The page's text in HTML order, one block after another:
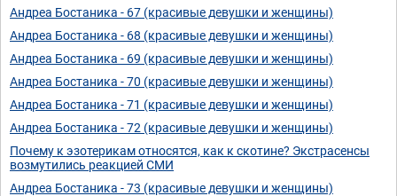
Андреа Бостаника - 67 (красивые девушки и женщины)
Андреа Бостаника - 68 (красивые девушки и женщины)
Андреа Бостаника - 69 (красивые девушки и женщины)
Андреа Бостаника - 70 (красивые девушки и женщины)
Андреа Бостаника - 71 (красивые девушки и женщины)
Андреа Бостаника - 72 (красивые девушки и женщины)
Почему к эзотерикам относятся, как к скотине? Экстрасенсы
возмутились реакцией СМИ
Андреа Бостаника - 73 (красивые девушки и женщины)